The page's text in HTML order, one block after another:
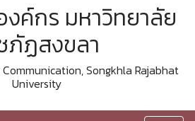
ค์กร มหาวิทยาลัย
ภัฏสงขลา
Songkhla Rajabhat
University